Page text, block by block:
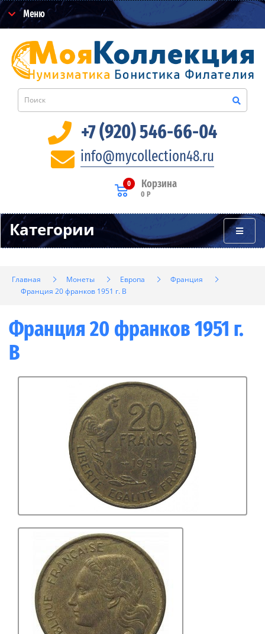
Меню
+7 (920) 546-66-04
info@mycollection48.ru
Корзина
0
0 Р
Категории
Главная Монеты Европа
Франция
Франция 20 франков 1951 г. B
Франция 20 франков 1951 г.
B